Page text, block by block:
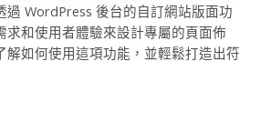
過 WordPress 後台的自訂網站版面功
求和使用者體驗來設計專屬的頁面佈
解如何使用這項功能，並輕鬆打造出符